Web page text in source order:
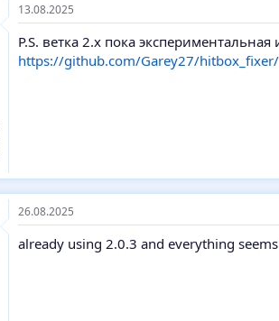
ц
и
:
13.08.2025
P.S. ветка 2.x пока
https://github.com/Garey27/hitbox_fixer/
26.08.2025
already using 2.0.3 and everything